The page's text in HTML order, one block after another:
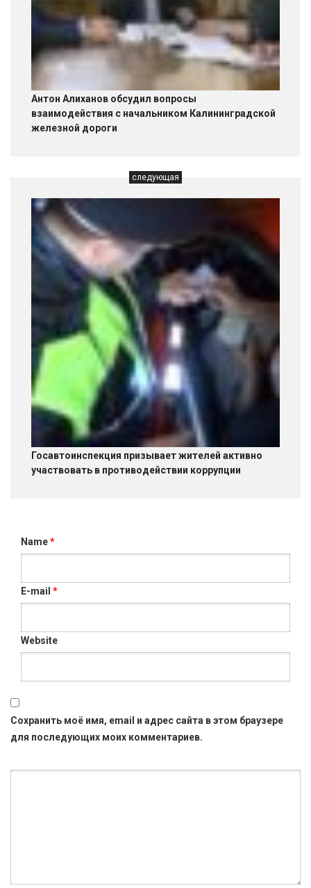
Антон Алиханов обсудил вопросы
взаимодействия с начальником Калининградской
железной дороги
следующая
Госавтоинспекция призывает жителей активно
участвовать в противодействии коррупции
Name*
E-mail *
Website
Сохранить моё имя, email и адрес сайта в этом браузере
для последующих моих комментариев.